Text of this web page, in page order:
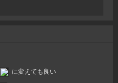
に変えても良い